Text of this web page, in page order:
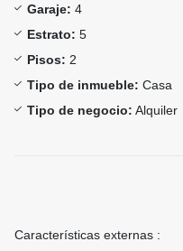
Garaje: 4
Estrato: 5
Pisos: 2
Tipo de inmueble: Casa
Tipo de negocio: Alquiler
Características externas :